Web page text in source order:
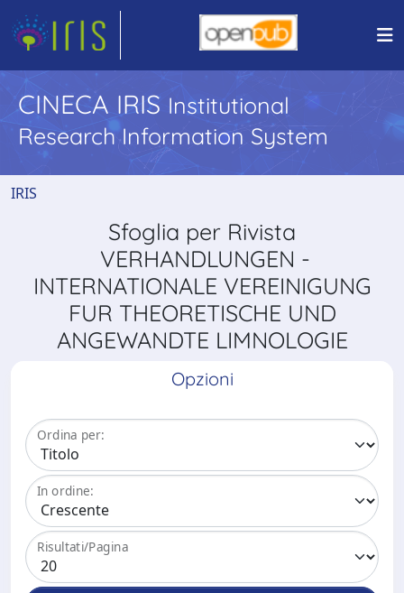
CINECA IRIS Institutional
Research Information System
IRIS
Sfoglia per Rivista
VERHANDLUNGEN -
INTERNATIONALE VEREINIGUNG
FUR THEORETISCHE UND
ANGEWANDTE LIMNOLOGIE
Opzioni
Ordina per:
In ordine:
Risultati/Pagina